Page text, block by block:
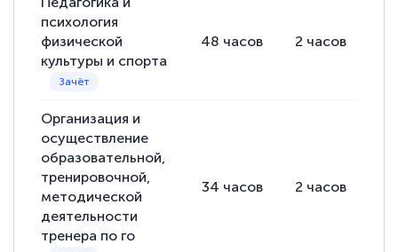
психология
физической
культуры и спорта
48 часов 2 часов
Организация и
осуществление
образовательной,
тренировочной,
методической
деятельности
тренера по го
34 часов 2 часов